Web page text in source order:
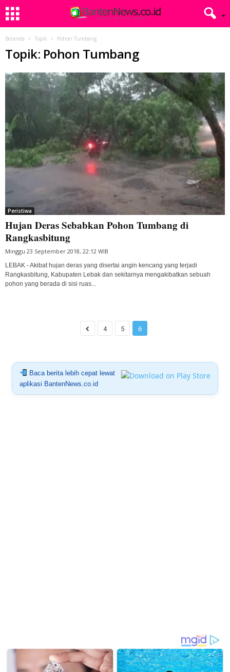
Beranda Topik Pohon Tumbang
Topik: Pohon Tumbang
Peristiwa
Hujan Deras Sebabkan Pohon Tumbang di
Rangkasbitung
Minggu 23 September 2018, 22:12 WIB
LEBAK - Akibat hujan deras yang disertai angin kencang yang terjadi
Rangkasbitung, Kabupaten Lebak dan sekitarnya mengakibatkan sebuah
pohon yang berada di sisi ruas...
4 5 6
Baca berita lebih cepat lewat
aplikasi BantenNews.co.id